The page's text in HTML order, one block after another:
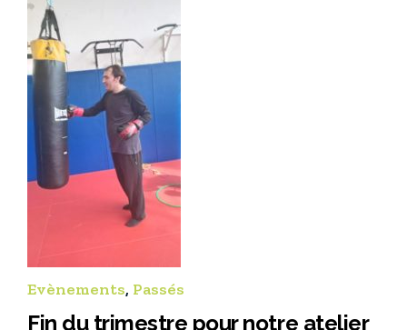
Evènements, Passés
Fin du trimestre pour notre atelier